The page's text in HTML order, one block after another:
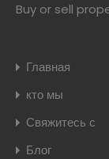
Buy or sell
Главная
кто мы
Свяжитесь с
Блог